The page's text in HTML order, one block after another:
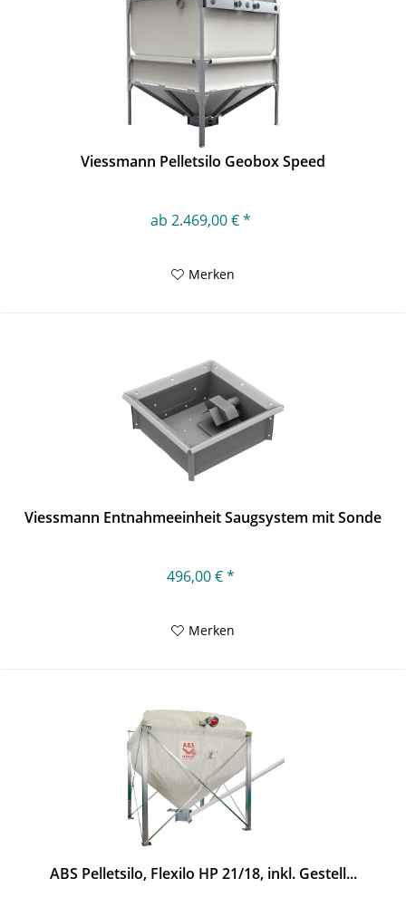
Viessmann Pelletsilo Geobox Speed
ab 2.469,00 € *
Merken
Viessmann Entnahmeeinheit Saugsystem mit Sonde
496,00 € *
Merken
ABS Pelletsilo, Flexilo HP 21/18, inkl. Gestell...